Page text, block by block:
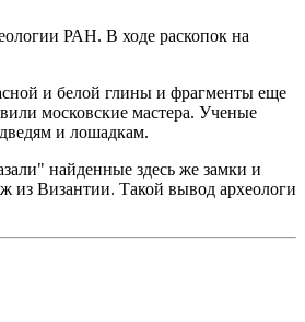
РАН. В ходе раскопок на
и белой глины и фрагменты еще
московские мастера. Ученые
и лошадкам.
найденные здесь же замки и
из Византии. Такой вывод археологи